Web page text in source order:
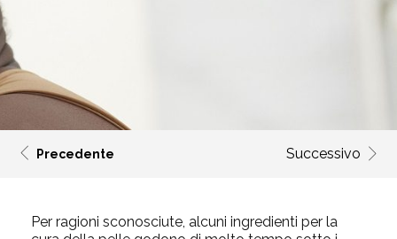
Precedente Successivo
Per ragioni sconosciute, alcuni ingredienti per la